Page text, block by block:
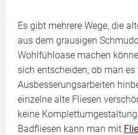
Es gibt mehrere Wege, die
aus dem grausigen
Wohlfühloase machen
sich entscheiden, ob man
Ausbesserungsarbeiten
einzelne alte Fliesen
keine
Badfliesen kann man mit